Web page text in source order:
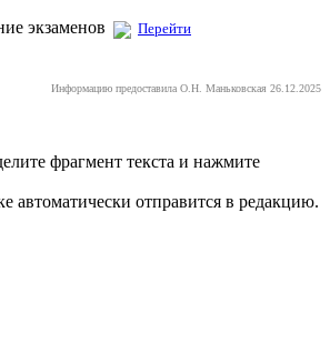
экзаменов
Перейти
Информацию предоставила О.Н. Маньковская 26.12.2025
фрагмент текста и нажмите
автоматически отправится в редакцию.